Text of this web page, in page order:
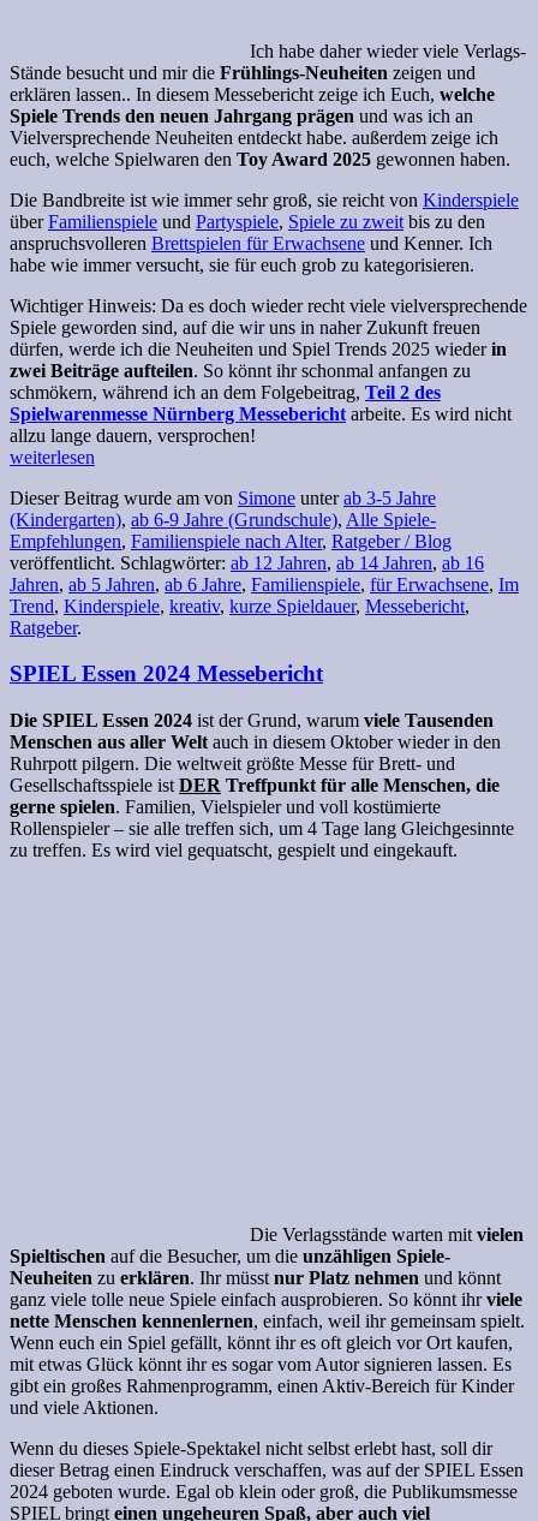
Ich habe daher wieder viele Verlags-
Stände besucht und mir die Frühlings-Neuheiten zeigen und
erklären lassen.. In diesem Messebericht zeige ich Euch, welche
Spiele Trends den neuen Jahrgang prägen und was ich an
Vielversprechende Neuheiten entdeckt habe. außerdem zeige ich
euch, welche Spielwaren den Toy Award 2025 gewonnen haben.
Die Bandbreite ist wie immer sehr groß, sie reicht von Kinderspiele
überFamilienspiele und Partyspiele, Spiele zu zweit bis zu den
anspruchsvolleren Brettspielen für Erwachsene und Kenner. Ich
habe wie immer versucht, sie für euch grob zu kategorisieren.
Wichtiger Hinweis: Da es doch wieder recht viele vielversprechende
Spiele geworden sind, auf die wir uns in naher Zukunft freuen
dürfen, werde ich die Neuheiten und Spiel Trends 2025 wiederin
zwei Beiträge aufteilen. So könnt ihr schonmal anfangen zu
schmökern, während ich an dem Folgebeitrag, Teil 2 des
Spielwarenmesse Nürnberg Messebericht arbeite. Es wird nicht
allzu lange dauern, versprochen!
weiterlesen
Dieser Beitrag wurde am von Simone unterab 3-5 Jahre
(Kindergarten), ab 6-9 Jahre (Grundschule), Alle Spiele-
Empfehlungen, Familienspiele nach Alter, Ratgeber / Blog
veröffentlicht. Schlagwörter: ab 12 Jahren, ab 14 Jahren, ab 16
Jahren, ab 5 Jahren, ab 6 Jahre, Familienspiele, für Erwachsene, Im
Trend, Kinderspiele, kreativ, kurze Spieldauer, Messebericht,
Ratgeber.
SPIEL Essen 2024 Messebericht
Die SPIEL Essen 2024 ist der Grund, warum viele Tausenden
Menschen aus aller Welt auch in diesem Oktober wieder in den
Ruhrpott pilgern. Die weltweit größte Messe für Brett- und
Gesellschaftsspiele ist DER Treffpunkt für alle Menschen, die
gerne spielen. Familien, Vielspieler und voll kostümierte
Rollenspieler – sie alle treffen sich, um 4 Tage lang Gleichgesinnte
zu treffen. Es wird viel gequatscht, gespielt und eingekauft.
Die Verlagsstände warten mit vielen
Spieltischen auf die Besucher, um die unzähligen Spiele-
Neuheiten zu erklären. Ihr müsst nur Platz nehmen und könnt
ganz viele tolle neue Spiele einfach ausprobieren. So könnt ihrviele
nette Menschen kennenlernen, einfach, weil ihr gemeinsam spielt.
Wenn euch ein Spiel gefällt, könnt ihr es oft gleich vor Ort kaufen,
mit etwas Glück könnt ihr es sogar vom Autor signieren lassen. Es
gibt ein großes Rahmenprogramm, einen Aktiv-Bereich für Kinder
und viele Aktionen.
Wenn du dieses Spiele-Spektakel nicht selbst erlebt hast, soll dir
dieser Betrag einen Eindruck verschaffen, was auf der SPIEL Essen
2024 geboten wurde. Egal ob klein oder groß, die Publikumsmesse
SPIEL bringt einen ungeheuren Spaß, aber auch viel